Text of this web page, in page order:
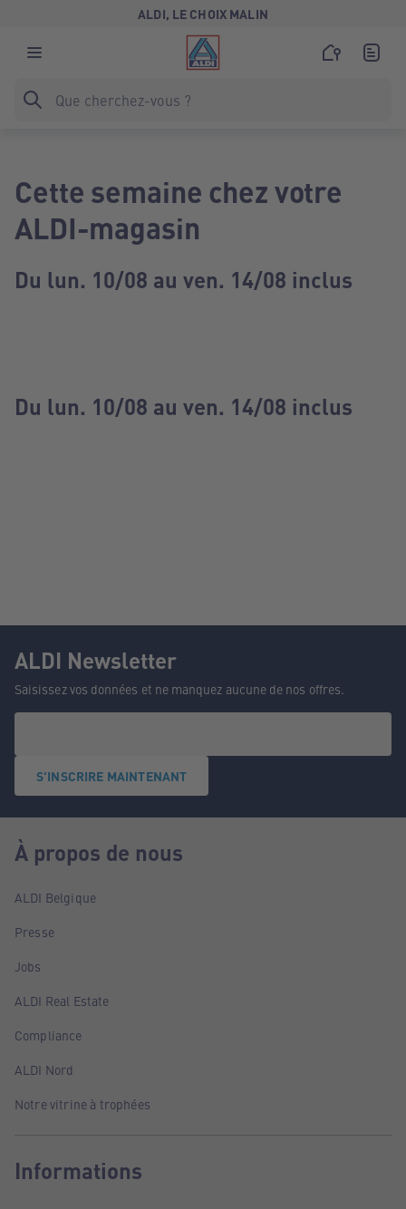
ALDI, LE CHOIX MALIN
Cette semaine chez votre
ALDI-magasin
Du lun. 10/08 au ven. 14/08 inclus
Du lun. 10/08 au ven. 14/08 inclus
ALDI Newsletter
Saisissez vos données et ne manquez aucune de nos offres.
S'INSCRIRE MAINTENANT
À propos de nous
ALDI Belgique
Presse
Jobs
ALDI Real Estate
Compliance
ALDI Nord
Notre vitrine à trophées
Informations